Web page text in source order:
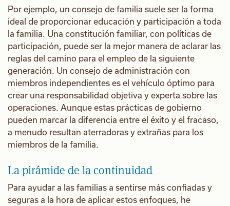
Por ejemplo, un consejo de familia suele ser la forma
ideal de proporcionar educación y participación a toda
la familia. Una constitución familiar, con políticas de
participación, puede ser la mejor manera de aclarar las
reglas del camino para el empleo de la siguiente
generación. Un consejo de administración con
miembros independientes es el vehículo óptimo para
crear una responsabilidad objetiva y experta sobre las
operaciones. Aunque estas prácticas de gobierno
pueden marcar la diferencia entre el éxito y el fracaso,
a menudo resultan aterradoras y extrañas para los
miembros de la familia.
La pirámide de la continuidad
Para ayudar a las familias a sentirse más confiadas y
seguras a la hora de aplicar estos enfoques, he